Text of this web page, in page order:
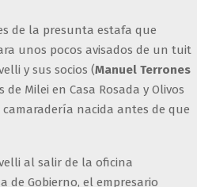
de la presunta estafa que
unos pocos avisados de un tuit
y sus socios (Manuel Terrones
Milei en Casa Rosada y Olivos
nacida antes de que
al salir de la oficina
de Gobierno, el empresario